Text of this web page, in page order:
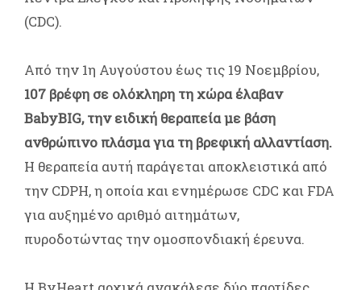
(CDC).
Από την 1η Αυγούστου έως τις 19 Νοεμβρίου,
107 βρέφη σε ολόκληρη τη χώρα έλαβαν
BabyBIG, την ειδική θεραπεία με βάση
ανθρώπινο πλάσμα για τη βρεφική αλλαντίαση.
Η θεραπεία αυτή παράγεται αποκλειστικά από
την CDPH, η οποία και ενημέρωσε CDC και FDA
για αυξημένο αριθμό αιτημάτων,
πυροδοτώντας την ομοσπονδιακή έρευνα.